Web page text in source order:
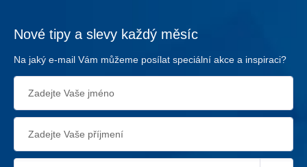
Nové tipy a slevy každý měsíc
Na jaký e-mail Vám můžeme posílat speciální akce a inspiraci?